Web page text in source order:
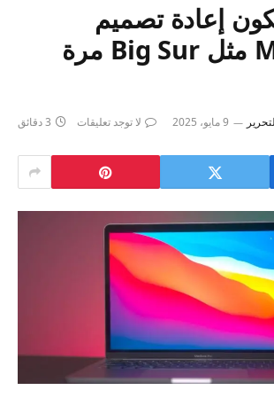
إعادة تصميم
MacOS 16 مثل Big Sur مرة
9 مايو، 2025 لا توجد تعليقات 3 دقائق